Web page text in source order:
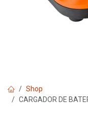
Shop
CARGADOR DE